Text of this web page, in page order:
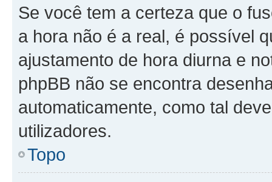
Se você tem a certeza que o
a hora não é a real, é possível
ajustamento de hora diurna e
phpBB não se encontra
automaticamente, como tal
utilizadores.
Topo